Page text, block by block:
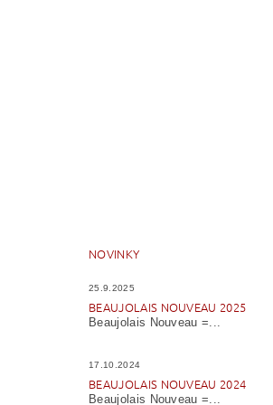
NOVINKY
25.9.2025
BEAUJOLAIS NOUVEAU 2025
Beaujolais Nouveau =...
17.10.2024
BEAUJOLAIS NOUVEAU 2024
Beaujolais Nouveau =...